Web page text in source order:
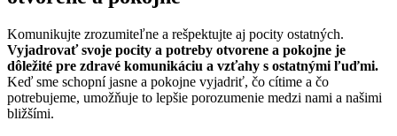
Komunikujte zrozumiteľne a rešpektujte aj pocity ostatných.
Vyjadrovať svoje pocity a potreby otvorene a pokojne je
dôležité pre zdravé komunikáciu a vzťahy s ostatnými ľuďmi.
Keď sme schopní jasne a pokojne vyjadriť, čo cítime a čo
potrebujeme, umožňuje to lepšie porozumenie medzi nami a našimi
bližšími.